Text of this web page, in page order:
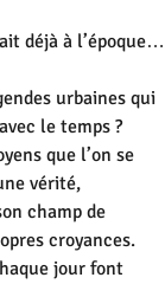
déjà à l’époque…
urbaines qui
le temps ?
que l’on se
vérité,
champ de
croyances.
jour font